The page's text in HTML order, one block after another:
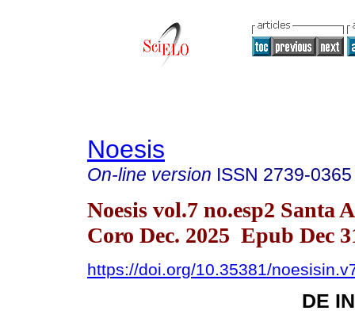
Noesis
On-line version ISSN 2739-0365
Noesis vol.7 no.esp2 Santa
Coro Dec. 2025 Epub Dec
https://doi.org/10.35381/
DE